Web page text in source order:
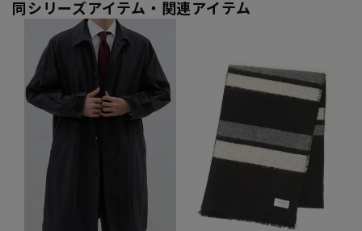
同シリーズアイテム・関連アイテム